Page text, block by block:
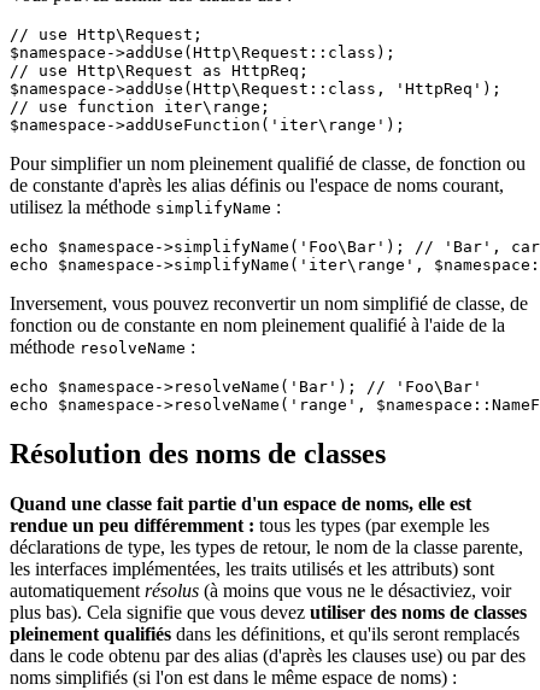
// use Http\Request;
$namespace->addUse(Http\Request::class);
// use Http\Request as HttpReq;
$namespace->addUse(Http\Request::class, 'HttpReq');
// use function iter\range;
Pour simplifier un nom pleinement qualifié de classe, de fonction ou
de constante d'après les alias définis ou l'espace de noms courant,
utilisez la méthode simplifyName :
echo $namespace->simplifyName('Foo\Bar'); // 'Bar',
Inversement, vous pouvez reconvertir un nom simplifié de classe, de
fonction ou de constante en nom pleinement qualifié à l'aide de la
méthode resolveName :
echo $namespace->resolveName('Bar'); // 'Foo\Bar'
Résolution des noms de classes
Quand une classe fait partie d'un espace de noms, elle est
rendue un peu différemment : tous les types (par exemple les
déclarations de type, les types de retour, le nom de la classe parente,
les interfaces implémentées, les traits utilisés et les attributs) sont
automatiquementrésolus (à moins que vous ne le désactiviez, voir
plus bas). Cela signifie que vous devez utiliser des noms de classes
pleinement qualifiés dans les définitions, et qu'ils seront remplacés
dans le code obtenu par des alias (d'après les clauses use) ou par des
noms simplifiés (si l'on est dans le même espace de noms) :